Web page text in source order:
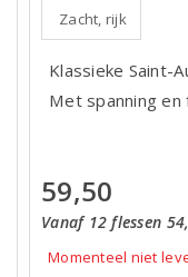
Zacht, rijk
Klassieke Saint-
Met spanning en
59,50
Vanaf 12 flessen
Momenteel niet